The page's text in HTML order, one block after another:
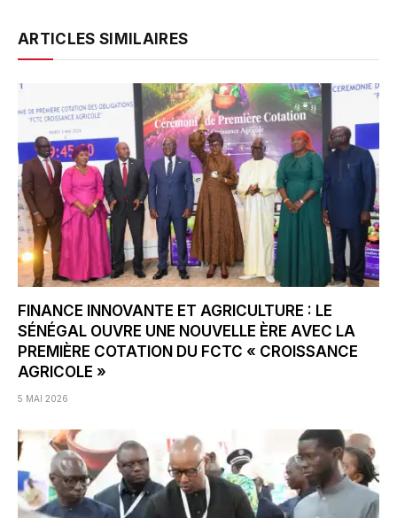
ARTICLES SIMILAIRES
FINANCE INNOVANTE ET AGRICULTURE : LE
SÉNÉGAL OUVRE UNE NOUVELLE ÈRE AVEC LA
PREMIÈRE COTATION DU FCTC « CROISSANCE
AGRICOLE »
5 MAI 2026